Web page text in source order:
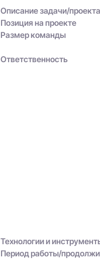
Описание задачи/проекта
Позиция на проекте
Размер команды
Ответственность
Технологии и
Период работы/